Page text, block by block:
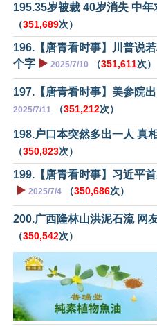
195.35岁被裁 40岁消失 中年
（351,689次）
196.【唐青看时事】川普说
个字 ▶️ 2025/7/10 （351,611次）
197.【唐青看时事】美参院
2025/7/11 （351,212次）
198.户口本突然多出一人 真
（350,823次）
199.【唐青看时事】习近平
▶️ 2025/7/4 （350,686次）
200.广西隆林山洪泥石流 网
（350,542次）